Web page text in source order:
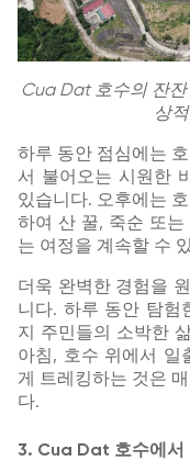
Cua Dat 호수의 잔
상
하루 동안 점심에는
서 불어오는 시원한
있습니다. 오후에는
하여 산 꿀, 죽순 또
는 여정을 계속할 수
더욱 완벽한 경험을
니다. 하루 동안 탐험
지 주민들의 소박한
아침, 호수 위에서 일
게 트레킹하는 것은
다.
3. Cua Dat 호수에서